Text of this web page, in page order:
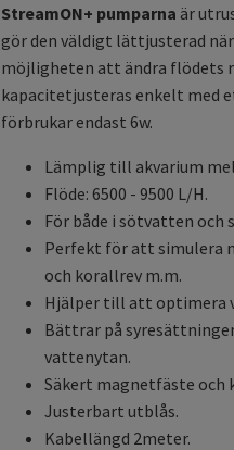
StreamON+ pumparna är
gör den väldigt lättjusterad
möjligheten att ändra flödets
kapacitetjusteras enkelt med
förbrukar endast 6w.
Lämplig till akvarium
Flöde: 6500 - 9500 L/H.
För både i sötvatten och
Perfekt för att simulera
och korallrev m.m.
Hjälper till att optimera
Bättrar på
vattenytan.
Säkert magnetfäste och
Justerbart utblås.
Kabellängd 2meter.